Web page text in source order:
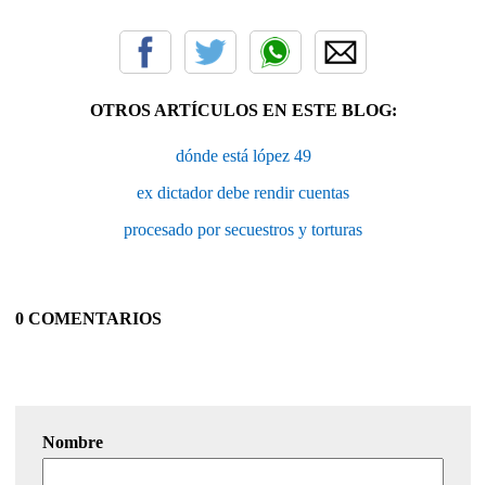
OTROS ARTÍCULOS EN ESTE BLOG:
dónde está lópez 49
ex dictador debe rendir cuentas
procesado por secuestros y torturas
0 COMENTARIOS
Nombre